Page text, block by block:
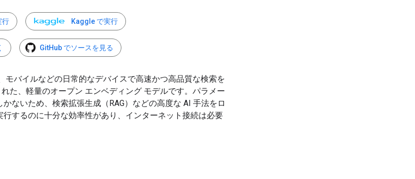
行 Kaggle で実行
GitHub でソースを見る
モバイルなどの日常的なデバイスで高速かつ高品質な検索を
た、軽量のオープン エンベディング モデルです。パラメー
かないため、検索拡張生成（RAG）などの高度な AI 手法をロ
行するのに十分な効率性があり、インターネット接続は必要